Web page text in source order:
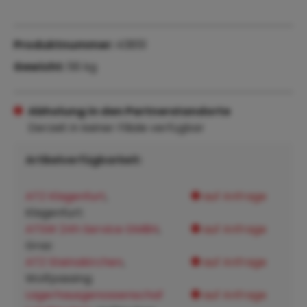
Abholung in den Partnerstandorte
Derzeit in keiner Filiale verfügbar
Artikelverfügbarkeit:
ATZ Klagenfurt
Klagenfurt:
auf Anfrage
ATSW 24h Service GMBH auf Anfrage
ATZ Steinakirchen
Wolfpassing:
auf Anfrage
Lagerhausgenossenschaf
auf Anfrage
Produktnummer:
Gewicht:
56 kg